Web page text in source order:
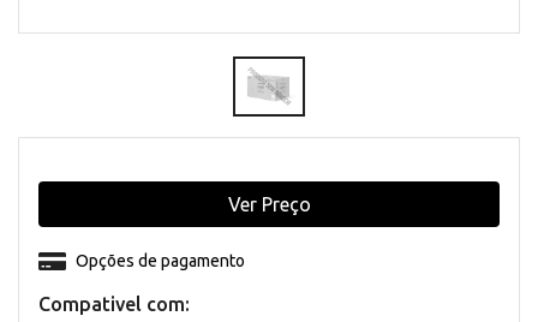
Compativel com:
Opções de pagamento
Ver Preço